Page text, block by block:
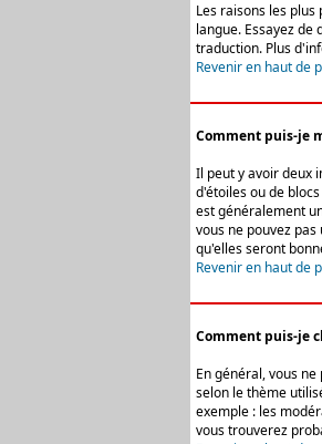
Les raisons les
langue. Essayez
traduction. Plus
Revenir en haut de
Comment puis-je
Il peut y avoir deux
d'étoiles ou de
est généralement
vous ne pouvez
qu'elles seront
Revenir en haut de
Comment puis-je
En général, vous
selon le thème
exemple : les
vous trouverez